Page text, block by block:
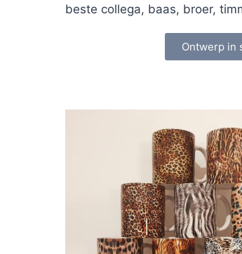
beste collega, baas, broer,
Ontwerp in